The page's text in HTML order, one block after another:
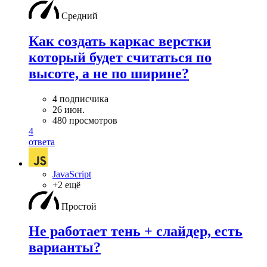
Средний
Как создать каркас верстки
который будет считаться по
высоте, а не по ширине?
4 подписчика
26 июн.
480 просмотров
4
ответа
JavaScript
+2 ещё
Простой
Не работает тень + слайдер, есть
варианты?